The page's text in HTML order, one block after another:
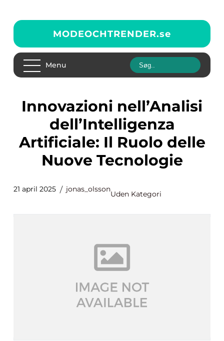
MODEOCHTRENDER.se
Menu
Innovazioni nell’Analisi
dell’Intelligenza
Artificiale: Il Ruolo delle
Nuove Tecnologie
21 april 2025 jonas_olsson
Uden Kategori